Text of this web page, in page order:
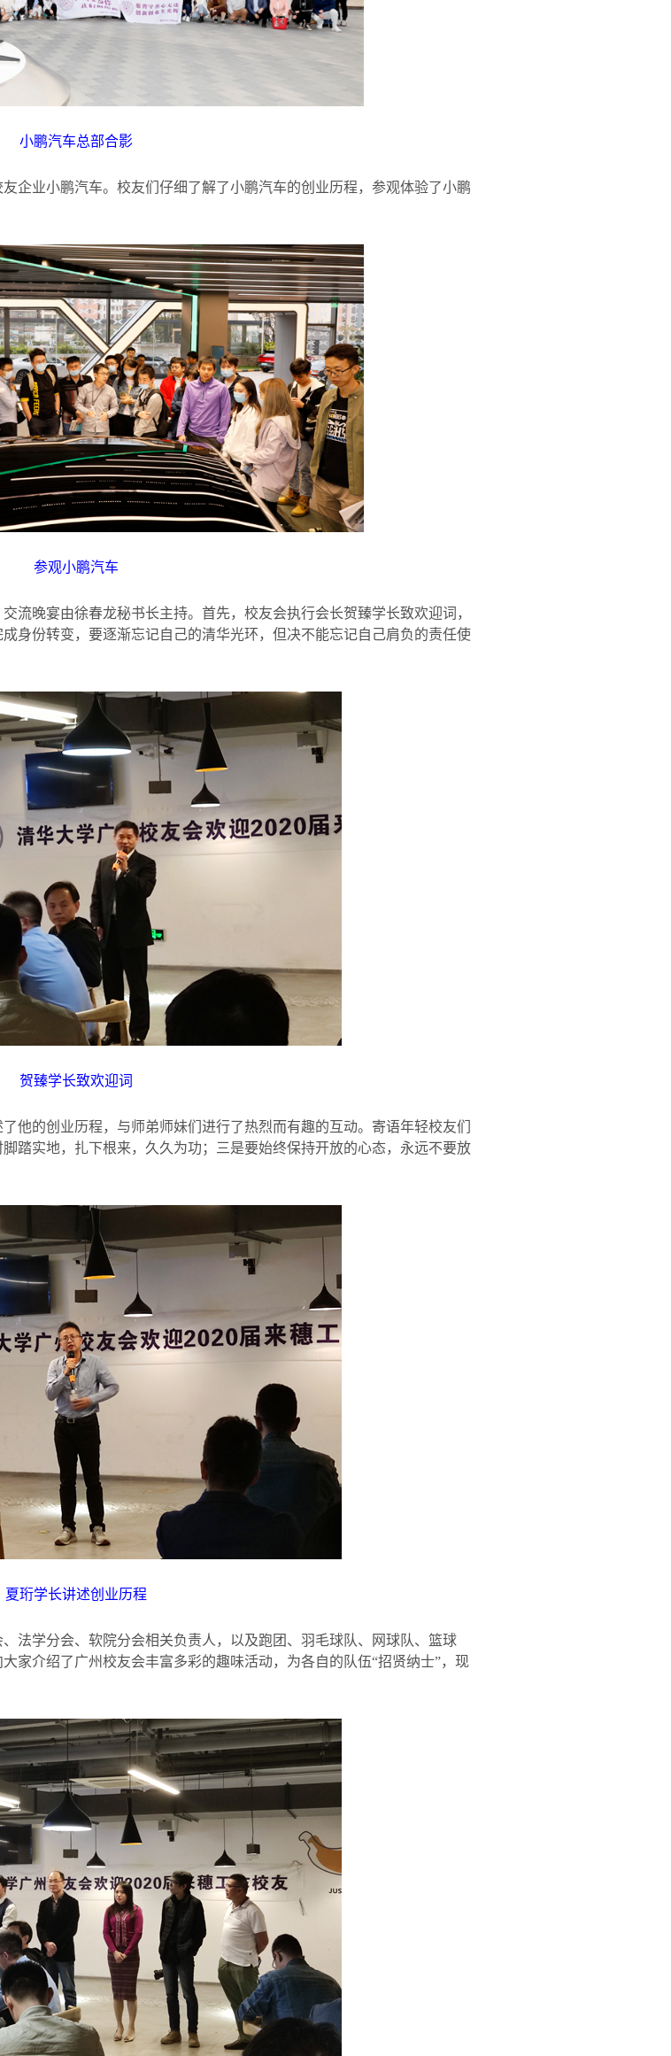
小鹏汽车总部合影
企业小鹏汽车。校友们仔细了解了小鹏汽车的创业历程，参观体验了小鹏
参观小鹏汽车
流晚宴由徐春龙秘书长主持。首先，校友会执行会长贺臻学长致欢迎词，
身份转变，要逐渐忘记自己的清华光环，但决不能忘记自己肩负的责任使
贺臻学长致欢迎词
他的创业历程，与师弟师妹们进行了热烈而有趣的互动。寄语年轻校友们
踏实地，扎下根来，久久为功；三是要始终保持开放的心态，永远不要放
夏珩学长讲述创业历程
法学分会、软院分会相关负责人，以及跑团、羽毛球队、网球队、篮球
家介绍了广州校友会丰富多彩的趣味活动，为各自的队伍“招贤纳士”，现